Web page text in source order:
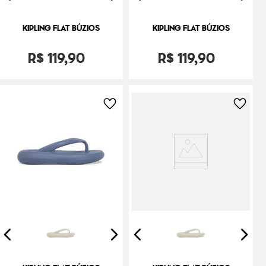
KIPLING FLAT BÚZIOS
R$119,90
KIPLING FLAT BÚZIOS
R$119,90